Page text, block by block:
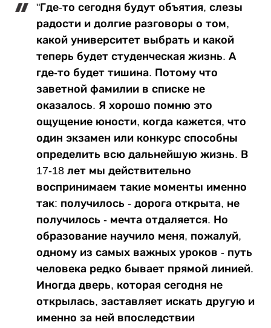
"Где-то сегодня будут объятия, слезы
радости и долгие разговоры о том,
какой университет выбрать и какой
теперь будет студенческая жизнь. А
где-то будет тишина. Потому что
заветной фамилии в списке не
оказалось. Я хорошо помню это
ощущение юности, когда кажется, что
один экзамен или конкурс способны
определить всю дальнейшую жизнь. В
17-18 лет мы действительно
воспринимаем такие моменты именно
так: получилось - дорога открыта, не
получилось - мечта отдаляется. Но
образование научило меня, пожалуй,
одному из самых важных уроков - путь
человека редко бывает прямой линией.
Иногда дверь, которая сегодня не
открылась, заставляет искать другую и
именно за ней впоследствии